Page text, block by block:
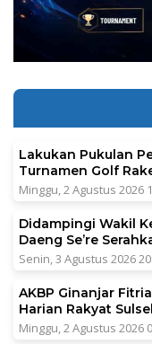
Lakukan Pukulan
Turnamen Golf
Minggu, 2 Agustus 2026
Didampingi Wakil
Daeng Se’re
Senin, 3 Agustus 2026
AKBP Ginanjar
Harian Rakyat
Minggu, 2 Agustus 2026